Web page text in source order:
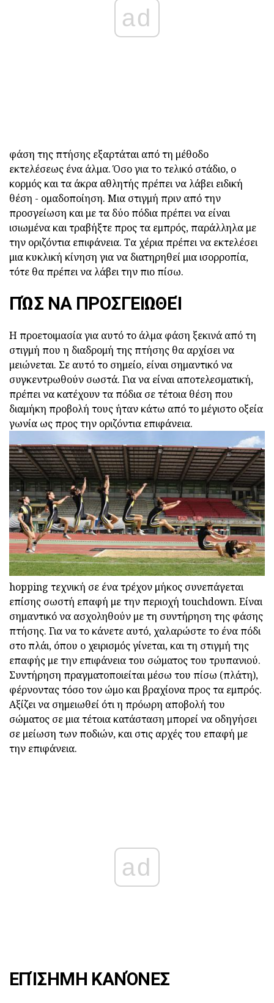
ad
φάση της πτήσης εξαρτάται από τη μέθοδο
εκτελέσεως ένα άλμα. Όσο για το τελικό στάδιο, ο
κορμός και τα άκρα αθλητής πρέπει να λάβει ειδική
θέση - ομαδοποίηση. Μια στιγμή πριν από την
προσγείωση και με τα δύο πόδια πρέπει να είναι
ισιωμένα και τραβήξτε προς τα εμπρός, παράλληλα με
την οριζόντια επιφάνεια. Τα χέρια πρέπει να εκτελέσει
μια κυκλική κίνηση για να διατηρηθεί μια ισορροπία,
τότε θα πρέπει να λάβει την πιο πίσω.
ΠΏΣ ΝΑ ΠΡΟΣΓΕΙΩΘΕΊ
Η προετοιμασία για αυτό το άλμα φάση ξεκινά από τη
στιγμή που η διαδρομή της πτήσης θα αρχίσει να
μειώνεται. Σε αυτό το σημείο, είναι σημαντικό να
συγκεντρωθούν σωστά. Για να είναι αποτελεσματική,
πρέπει να κατέχουν τα πόδια σε τέτοια θέση που
διαμήκη προβολή τους ήταν κάτω από το μέγιστο οξεία
γωνία ως προς την οριζόντια επιφάνεια.
hopping τεχνική σε ένα τρέχον μήκος συνεπάγεται
επίσης σωστή επαφή με την περιοχή touchdown. Είναι
σημαντικό να ασχοληθούν με τη συντήρηση της φάσης
πτήσης. Για να το κάνετε αυτό, χαλαρώστε το ένα πόδι
στο πλάι, όπου ο χειρισμός γίνεται, και τη στιγμή της
επαφής με την επιφάνεια του σώματος του τρυπανιού.
Συντήρηση πραγματοποιείται μέσω του πίσω (πλάτη),
φέρνοντας τόσο τον ώμο και βραχίονα προς τα εμπρός.
Αξίζει να σημειωθεί ότι η πρόωρη αποβολή του
σώματος σε μια τέτοια κατάσταση μπορεί να οδηγήσει
σε μείωση των ποδιών, και στις αρχές του επαφή με
την επιφάνεια.
ad
ΕΠΊΣΗΜΗ ΚΑΝΌΝΕΣ